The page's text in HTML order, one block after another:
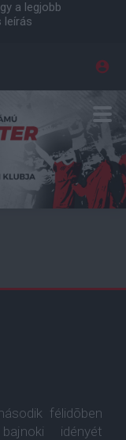
a legjobb
leírás
félidõben
idényét